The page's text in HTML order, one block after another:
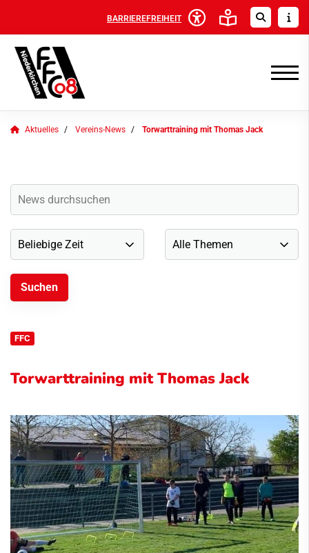
BARRIEREFREIHEIT
Aktuelles Vereins-News Torwarttraining mit Thomas Jack
FFC
Torwarttraining mit Thomas Jack